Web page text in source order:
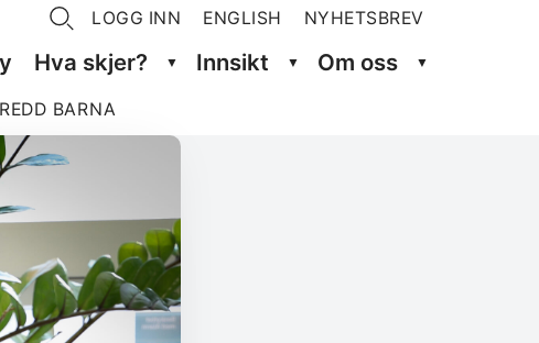
LOGG INN ENGLISH NYHETSBREV
Hva skjer? Innsikt Om oss
BARNA